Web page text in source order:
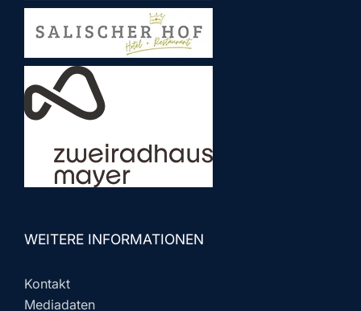
WEITERE INFORMATIONEN
Kontakt
Mediadaten